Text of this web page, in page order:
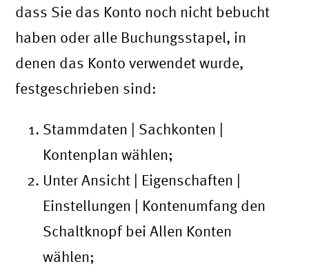
dass Sie das Konto noch nicht bebucht
haben oder alle Buchungsstapel, in
denen das Konto verwendet wurde,
festgeschrieben sind:
Stammdaten | Sachkonten |
Kontenplan wählen;
Unter Ansicht | Eigenschaften |
Einstellungen | Kontenumfang den
Schaltknopf bei Allen Konten
wählen;